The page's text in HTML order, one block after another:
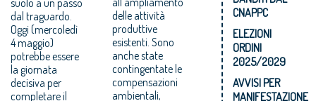
dal traguardo.
Oggi (mercoledì
4 maggio)
potrebbe essere
la giornata
decisiva per
completare il
delle attività
produttive
esistenti. Sono
anche state
contingentate le
compensazioni
ambientali,
CNAPPC
ELEZIONI
ORDINI
2025/2029
AVVISI PER
MANIFESTAZIONE